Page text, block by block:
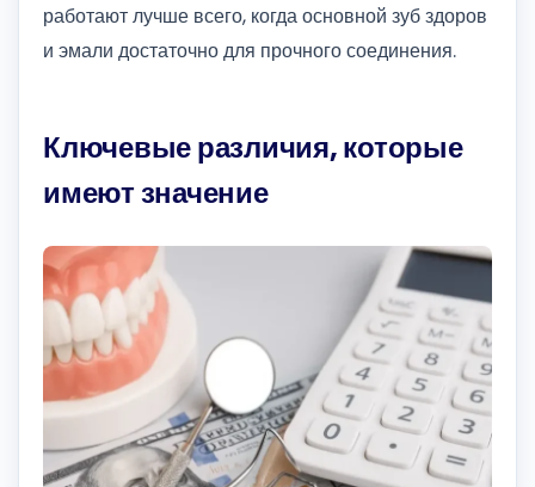
работают лучше всего, когда основной зуб здоров
и эмали достаточно для прочного соединения.
Ключевые различия, которые
имеют значение